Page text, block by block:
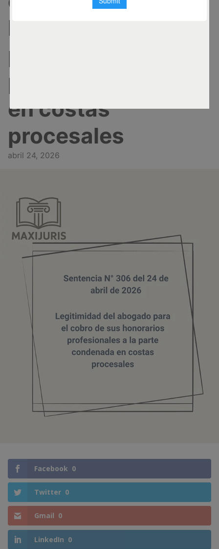
honorarios
profesionales a la
parte condenada
en costas
procesales
abril 24, 2026
Facebook 0
Twitter 0
Gmail 0
LinkedIn 0